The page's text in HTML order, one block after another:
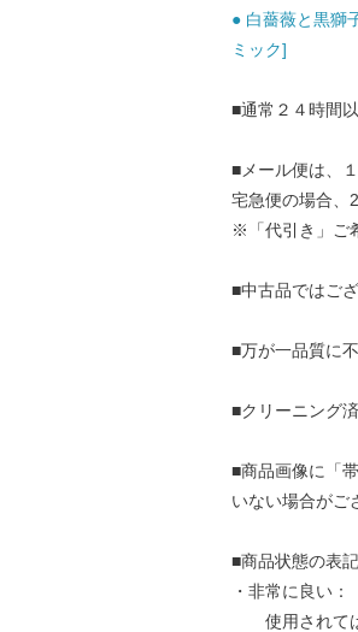
● 白薔薇と黒獅
ミック]
■通常２４時間
■メール便は、
宅急便の場合、
※「代引き」ご
■中古品ではご
■万が一品質に
■クリーニング済
■商品画像に「
いない場合がご
■商品状態の表
・非常に良い：
使用されては